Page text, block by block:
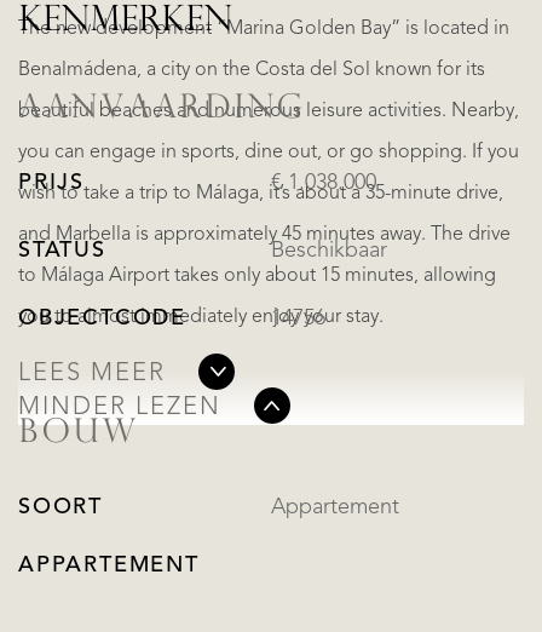
The new development “Marina Golden Bay” is located in
Benalmádena, a city on the Costa del Sol known for its
beautiful beaches and numerous leisure activities. Nearby,
you can engage in sports, dine out, or go shopping. If you
wish to take a trip to Málaga, it’s about a 35-minute drive,
and Marbella is approximately 45 minutes away. The drive
to Málaga Airport takes only about 15 minutes, allowing
you to almost immediately enjoy your stay.
LEES MEER
MINDER LEZEN
KENMERKEN
AANVAARDING
PRIJS € 1.038.000
STATUS Beschikbaar
OBJECTCODE 14756
BOUW
SOORT
APPARTEMENT
Appartement